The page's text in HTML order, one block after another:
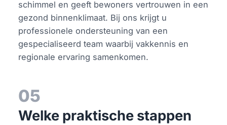
schimmel en geeft bewoners vertrouwen in een
gezond binnenklimaat. Bij ons krijgt u
professionele ondersteuning van een
gespecialiseerd team waarbij vakkennis en
regionale ervaring samenkomen.
05
Welke praktische stappen